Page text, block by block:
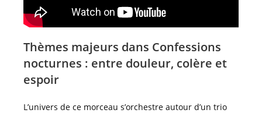
Thèmes majeurs dans Confessions
nocturnes : entre douleur, colère et
espoir
L’univers de ce morceau s’orchestre autour d’un trio